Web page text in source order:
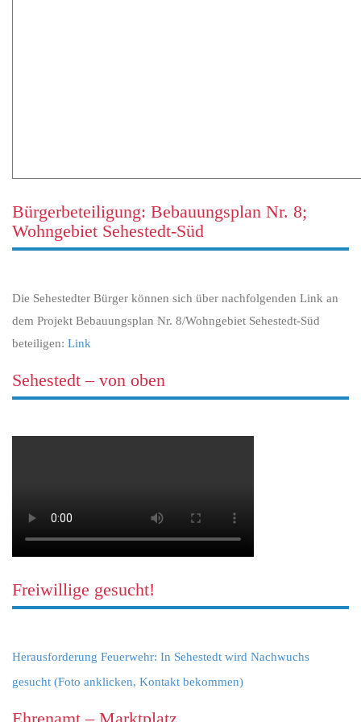
Bürgerbeteiligung: Bebauungsplan Nr. 8;
Wohngebiet Sehestedt-Süd
Die Sehestedter Bürger können sich über nachfolgenden Link an
dem Projekt Bebauungsplan Nr. 8/Wohngebiet Sehestedt-Süd
beteiligen: Link
Sehestedt – von oben
Freiwillige gesucht!
Herausforderung Feuerwehr: In Sehestedt wird Nachwuchs
gesucht (Foto anklicken, Kontakt bekommen)